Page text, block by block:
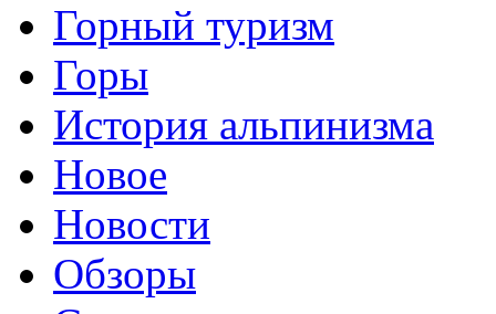
Горный туризм
Горы
История альпинизма
Новое
Новости
Обзоры